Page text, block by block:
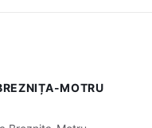
MOTRU